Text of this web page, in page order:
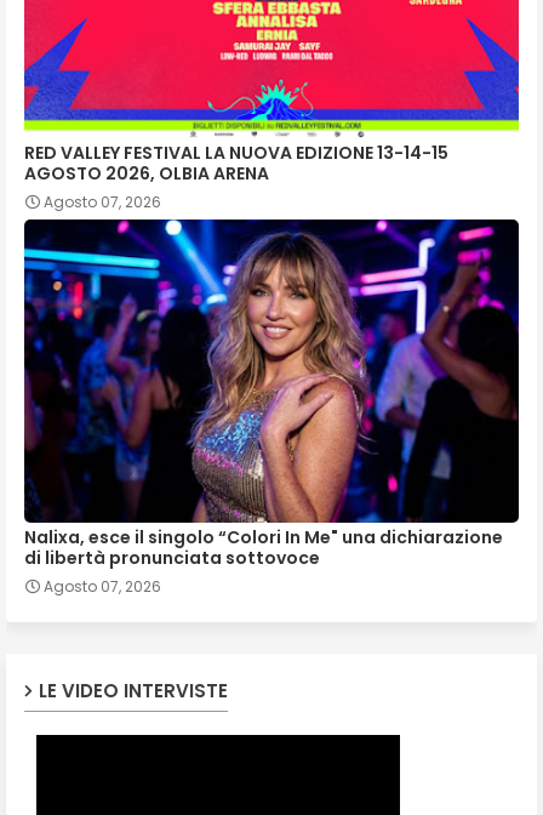
RED VALLEY FESTIVAL LA NUOVA EDIZIONE 13-14-15
AGOSTO 2026, OLBIA ARENA
Agosto 07, 2026
Nalixa, esce il singolo “Colori In Me" una dichiarazione
di libertà pronunciata sottovoce
Agosto 07, 2026
LE VIDEO INTERVISTE